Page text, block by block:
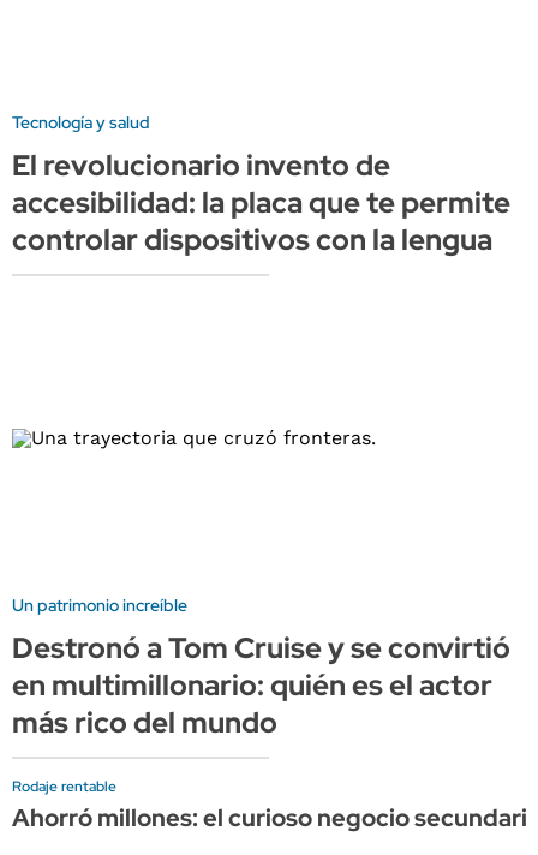
Tecnología y salud
El revolucionario invento de
accesibilidad: la placa que te permite
controlar dispositivos con la lengua
Un patrimonio increíble
Destronó a Tom Cruise y se convirtió
en multimillonario: quién es el actor
más rico del mundo
Rodaje rentable
Ahorró millones: el curioso negocio